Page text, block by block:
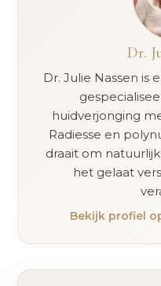
Dr.
Dr. Julie Nassen is
huidverjonging
Radiesse en
draait om
het gelaat
Bekijk profiel